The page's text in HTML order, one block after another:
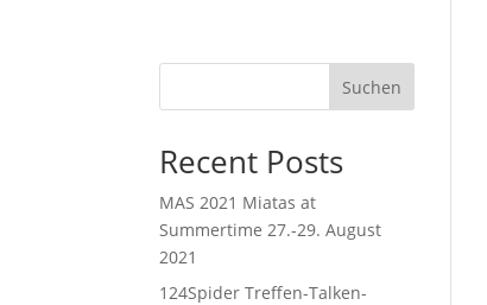
Suchen
Recent Posts
MAS 2021 Miatas at
Summertime 27.-29. August
2021
124Spider Treffen-Talken-